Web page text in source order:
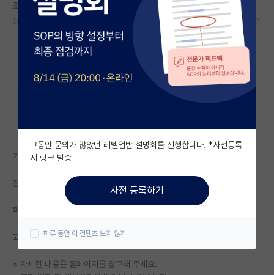
커뮤니티
커뮤니티 홈
전체글보기
베스트 게시판
자유 게시판(아무개랩)
미국 유학 게시판
미국 대학원 합격 후기 게시판
대학원생 모집 게시판
연구실(PI) 홍보 게시판
조급한 마이클 패러데이
기관명: 고려대학교(세종) 융합과학대학원
전공: 전공 무관 - 전공 무관
학위: 석사
고려대학교(세종) 융합과학대학원 신입생 모집 안내
※ 자세한 내용은 홈페이지를 참고해 주세요.
그동안 문의가 많았던 레벨업반 설명회를 진행합니다. *사전등록
시 링크 발송
사전 등록하기
하루 동안 이 컨텐츠 보지 않기